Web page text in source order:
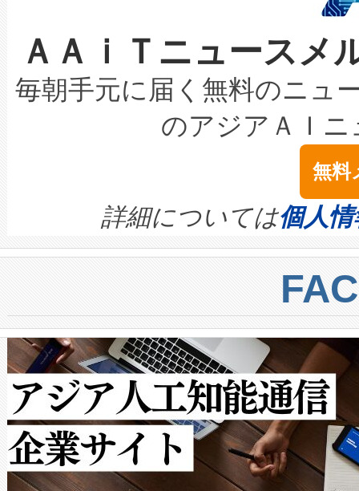
取得できる可能性もあります
設には、3億～4億ドルかか
最高経営責任者（CEO）であ
す。「当社のfully-connected
ームを利用すれば、6,000万
きます。この効率性は、フェ
限を超えて利用可能な電力容
持できるよう貢献します。こ
ービスレベル契約（SLA）違
テリー性能の劣化によるダウ
念は、現在データセンターが
ます。 Voltaiq provides a
quality and reliability for AI
BESS stack to ensure battery
centers. Voltaiqは、ai&のAI
からシステム統合、試運転、
クルの各段階のデータを監視
[…]
なレーザースポットにより、
な環境下でも豊かなディテー
キロメートル範囲を検出
LiDAR for Inspections,
は1535 nmレーザーを搭載。
イズの小径化を実現すること
す。ノーマルモードでは、
ートル先まで検出でき、これ
トに対して約600メートルに
では、反射率10％のターゲッ
で向上し、最大検知距離は
ットだけで最大1キロメート
ルの変電所周囲を監視でき、
作業と点群処理を簡素化でき
Avia 2は、2種類のFOVオプシ
ＡＡｉＴニュース
毎朝手元に届く無料のニュ
のアジアＡＩ
無料
詳細については個人